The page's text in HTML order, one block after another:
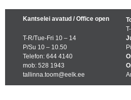
Kantselei avatud / Office open
T-R/Tue-Fri 10 – 14
P/Su 10 – 10.50
Telefon: 644 4140
mob: 528 1943
tallinna.toom@eelk.ee